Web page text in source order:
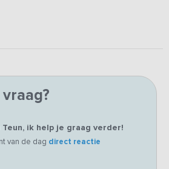
Teun, ik help je graag verder!
van de dag direct reactie